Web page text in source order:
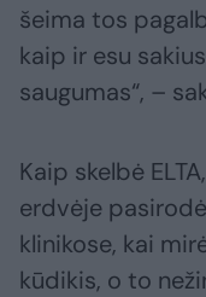
šeima tos
kaip ir esu
saugumas“, –
Kaip skelbė
erdvėje
klinikose, kai
kūdikis, o to